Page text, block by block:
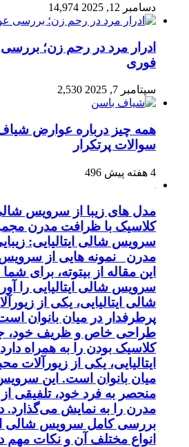
دسامبر 12, 2025 14,974
ادرار مرد در رحم زن؛
فوری
سپتامبر 7, 2025 2,530
همه چیز درباره عوارض
سوالات پرتکرار
4 هفته پیش 496
مدل های زیبا از سرویس شالی
کلاسیک با ظرافت مدرن
سرویس شالی ایتالیایی:
مدرن نمونه هایی از سرویس
این مقاله از بیتوته، برای
سرویس شالی ایتالیایی را
شالی ایتالیایی، یکی از
پرطرفدار در میان بانوان
طراحی خاص و ظریف خود،
کلاسیک بودن را به همراه
ایتالیایی، یکی از زیورآلات
میان بانوان است. این
منحصر به فرد خود، تلفیقی
مدرن را به نمایش می‌گذارد.
بررسی کامل سرویس شالی
انواع مختلف آن و نکات مهم